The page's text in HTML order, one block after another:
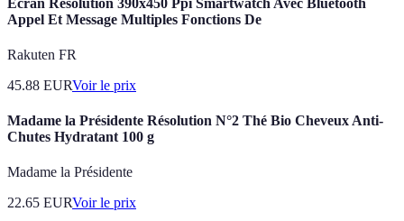
Appel Et Message Multiples Fonctions De
Rakuten FR
45.88 EURVoir le prix
Madame la Présidente Résolution N°2 Thé Bio Cheveux Anti-
Chutes Hydratant 100 g
Madame la Présidente
22.65 EURVoir le prix